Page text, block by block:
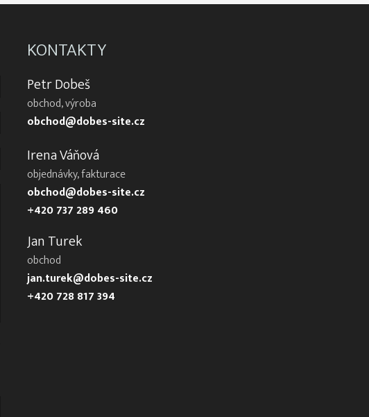
KONTAKTY
Petr Dobeš
obchod, výroba
obchod@dobes-site.cz
Irena Váňová
objednávky, fakturace
obchod@dobes-site.cz
+420 737 289 460
Jan Turek
obchod
jan.turek@dobes-site.cz
+420 728 817 394